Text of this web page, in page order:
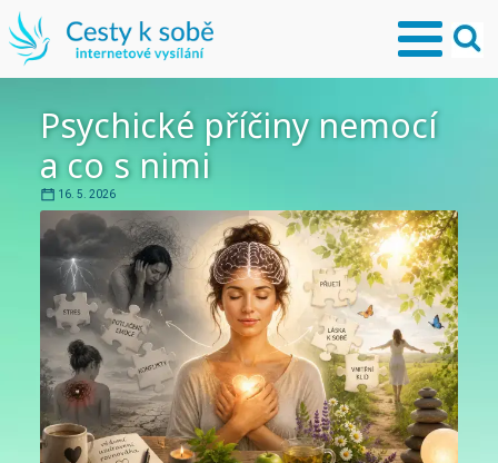
Psychické příčiny nemocí
a co s nimi
16. 5. 2026